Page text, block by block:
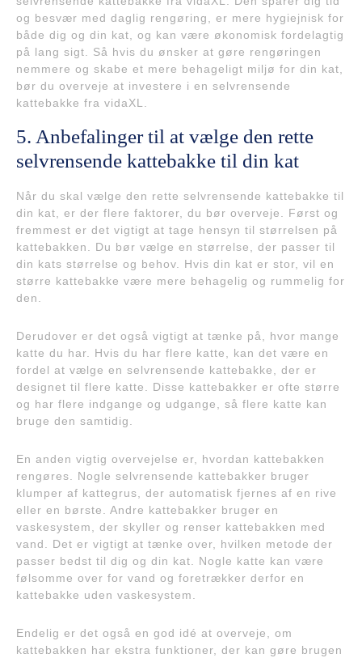
og besvær med daglig rengøring, er mere hygiejnisk for
både dig og din kat, og kan være økonomisk fordelagtig
på lang sigt. Så hvis du ønsker at gøre rengøringen
nemmere og skabe et mere behageligt miljø for din kat,
bør du overveje at investere i en selvrensende
kattebakke fra vidaXL.
5. Anbefalinger til at vælge den rette
selvrensende kattebakke til din kat
Når du skal vælge den rette selvrensende kattebakke til
din kat, er der flere faktorer, du bør overveje. Først og
fremmest er det vigtigt at tage hensyn til størrelsen på
kattebakken. Du bør vælge en størrelse, der passer til
din kats størrelse og behov. Hvis din kat er stor, vil en
større kattebakke være mere behagelig og rummelig for
den.
Derudover er det også vigtigt at tænke på, hvor mange
katte du har. Hvis du har flere katte, kan det være en
fordel at vælge en selvrensende kattebakke, der er
designet til flere katte. Disse kattebakker er ofte større
og har flere indgange og udgange, så flere katte kan
bruge den samtidig.
En anden vigtig overvejelse er, hvordan kattebakken
rengøres. Nogle selvrensende kattebakker bruger
klumper af kattegrus, der automatisk fjernes af en rive
eller en børste. Andre kattebakker bruger en
vaskesystem, der skyller og renser kattebakken med
vand. Det er vigtigt at tænke over, hvilken metode der
passer bedst til dig og din kat. Nogle katte kan være
følsomme over for vand og foretrækker derfor en
kattebakke uden vaskesystem.
Endelig er det også en god idé at overveje, om
kattebakken har ekstra funktioner, der kan gøre brugen